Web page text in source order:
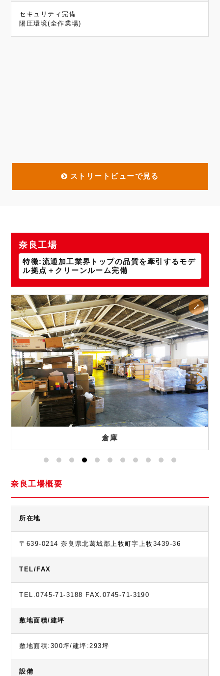
セキュリティ完備
陽圧環境(全作業場)
ストリートビューで見る
奈良工場
特徴:流通加工業界トップの品質を牽引するモデ
ル拠点＋クリーンルーム完備
倉庫
奈良工場概要
所在地
〒639-0214 奈良県北葛城郡上牧町字上牧3439-36
TEL/FAX
TEL.0745-71-3188 FAX.0745-71-3190
敷地面積/建坪
敷地面積:300坪/建坪:293坪
設備